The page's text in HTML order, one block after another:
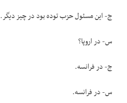
ج- این مسئول حزب توده بود در چیز دیگر.
س- در اروپا؟
ج- در فرانسه.
س- در فرانسه.